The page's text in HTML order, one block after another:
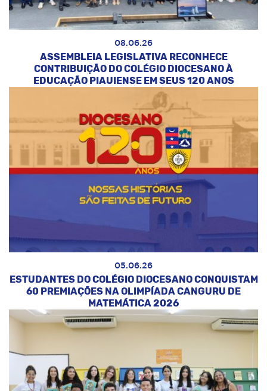
08.06.26
ASSEMBLEIA LEGISLATIVA RECONHECE
CONTRIBUIÇÃO DO COLÉGIO DIOCESANO À
EDUCAÇÃO PIAUIENSE EM SEUS 120 ANOS
05.06.26
ESTUDANTES DO COLÉGIO DIOCESANO CONQUISTAM
60 PREMIAÇÕES NA OLIMPÍADA CANGURU DE
MATEMÁTICA 2026